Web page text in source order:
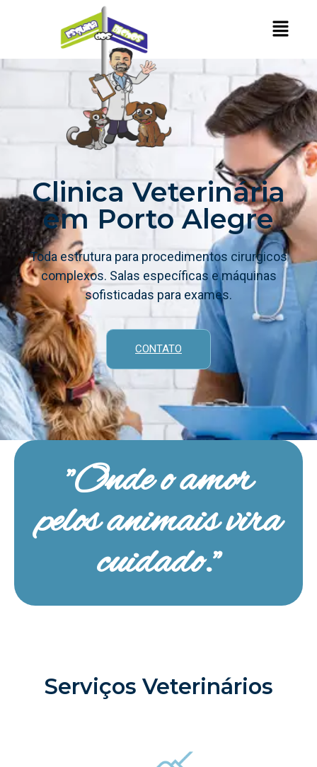
Clinica Veterinária
em Porto Alegre
Toda estrutura para procedimentos cirurgicos
complexos. Salas específicas e máquinas
sofisticadas para exames.
CONTATO
"Onde o amor
pelos animais vira
cuidado."
Serviços Veterinários